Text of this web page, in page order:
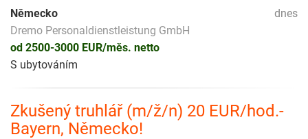
dnes
Německo
Dremo Personaldienstleistung GmbH
od 2500-3000 EUR/měs. netto
S ubytováním
Zkušený truhlář (m/ž/n) 20 EUR/hod.-
Bayern, Německo!